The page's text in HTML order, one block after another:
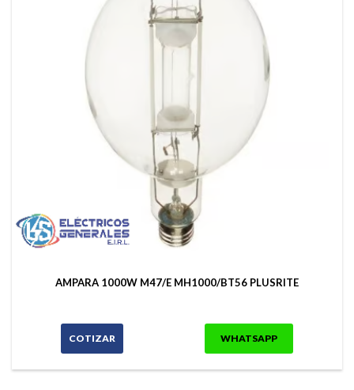
AMPARA 1000W M47/E MH1000/BT56 PLUSRITE
COTIZAR WHATSAPP